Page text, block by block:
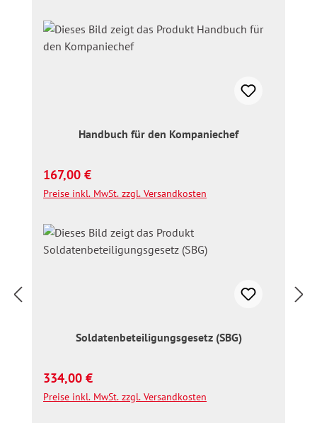
Handbuch für den Kompaniechef
Regulärer Preis:
167,00 €
Preise inkl. MwSt. zzgl. Versandkosten
Soldatenbeteiligungsgesetz (SBG)
Regulärer Preis:
334,00 €
Preise inkl. MwSt. zzgl. Versandkosten